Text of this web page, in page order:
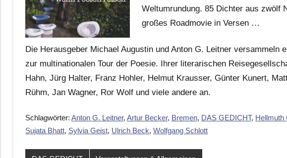
Weltumrundung. 85 Dichter aus zwölf
großes Roadmovie in Versen …
Die Herausgeber Michael Augustin und Anton G. Leitner versammeln
zur multinationalen Tour der Poesie. Ihrer literarischen
Hahn, Jürg Halter, Franz Hohler, Helmut Krausser, Günter Kunert,
Rühm, Jan Wagner, Ror Wolf und viele andere an.
Schlagwörter: Anton G. Leitner, Artur Becker, Bremen, DAS GEDICHT, Hellmuth
Sujata Bhatt, Sylvia Geist, Ulrich Beck, Wolfgang Schlott